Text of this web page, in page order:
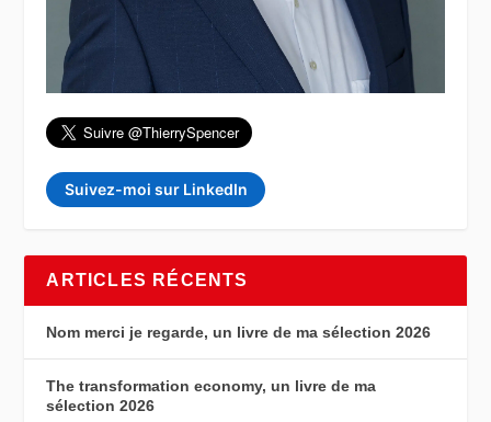
Suivez-moi sur LinkedIn
ARTICLES RÉCENTS
Nom merci je regarde, un livre de ma sélection 2026
The transformation economy, un livre de ma
sélection 2026